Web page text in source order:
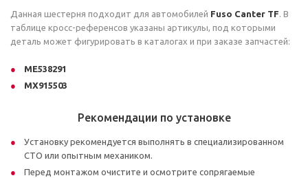
Данная шестерня подходит для автомобилей Fuso Canter TF. В
таблице кросс-референсов указаны артикулы, под которыми
деталь может фигурировать в каталогах и при заказе запчастей:
ME538291
MX915503
Рекомендации по установке
Установку рекомендуется выполнять в специализированном
СТО или опытным механиком.
Перед монтажом очистите и осмотрите сопрягаемые